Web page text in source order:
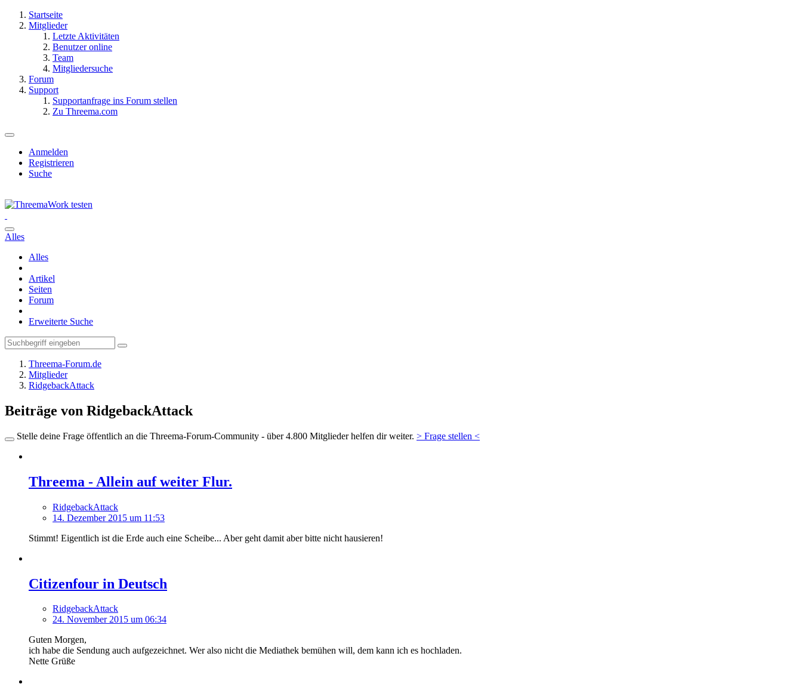
Startseite
Mitglieder
Letzte Aktivitäten
Benutzer online
Team
Mitgliedersuche
Forum
Support
Supportanfrage ins Forum stellen
Zu Threema.com
Anmelden
Registrieren
Suche
Alles
Alles
Artikel
Seiten
Forum
Erweiterte Suche
Threema-Forum.de
Mitglieder
RidgebackAttack
Beiträge von RidgebackAttack
Stelle deine Frage öffentlich an die Threema-Forum-Community - über 4.800 Mitglieder helfen dir weiter. > Frage stellen <
Threema - Allein auf weiter Flur.
RidgebackAttack
14. Dezember 2015 um 11:53
Stimmt! Eigentlich ist die Erde auch eine Scheibe... Aber geht damit aber bitte nicht hausieren!
Citizenfour in Deutsch
RidgebackAttack
24. November 2015 um 06:34
Guten Morgen,
ich habe die Sendung auch aufgezeichnet. Wer also nicht die Mediathek bemühen will, dem kann ich es hochladen.
Nette Grüße